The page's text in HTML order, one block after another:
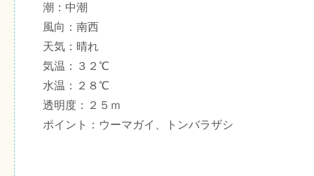
潮：中潮
風向：南西
天気：晴れ
気温：３２℃
水温：２８℃
透明度：２５ｍ
ポイント：ウーマガイ、トンバラザシ